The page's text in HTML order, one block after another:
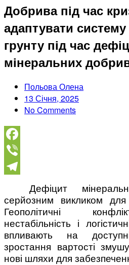
Добрива під час
адаптувати
грунту під час
мінеральних
Польова Олена
13 Січня, 2025
No Comments
Facebook
Viber
Telegram
Дефіцит
серйозним викликом для
Геополітичні
нестабільність і
впливають на
зростання вартості
нові шляхи для